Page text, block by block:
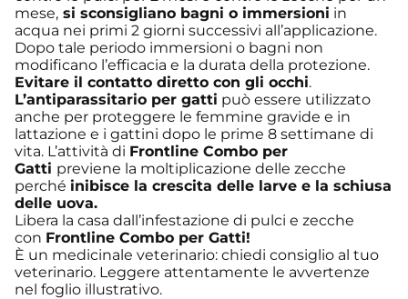
mese, si sconsigliano bagni o immersioni in
acqua nei primi 2 giorni successivi all’applicazione.
Dopo tale periodo immersioni o bagni non
modificano l’efficacia e la durata della protezione.
Evitare il contatto diretto con gli occhi.
L’antiparassitario per gatti può essere utilizzato
anche per proteggere le femmine gravide e in
lattazione e i gattini dopo le prime 8 settimane di
vita. L’attività di Frontline Combo per
Gatti previene la moltiplicazione delle zecche
perché inibisce la crescita delle larve e la schiusa
delle uova.
Libera la casa dall’infestazione di pulci e zecche
con Frontline Combo per Gatti!
È un medicinale veterinario: chiedi consiglio al tuo
veterinario. Leggere attentamente le avvertenze
nel foglio illustrativo.